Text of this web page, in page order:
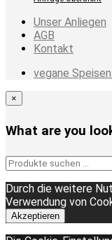
Unser Anliegen
AGB
Kontakt
vegane
×
What are you
Suchen
nach:
Durch die weitere
Verwendung von
Akzeptieren